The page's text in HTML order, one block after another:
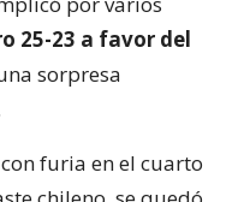
25-23 a favor del
sorpresa
furia en el cuarto